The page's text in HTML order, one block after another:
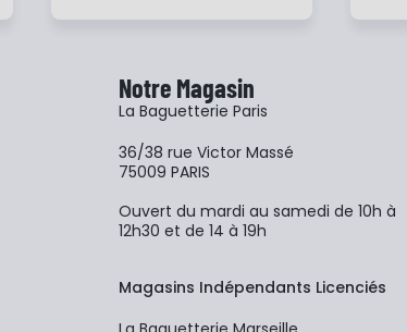
Notre Magasin
La Baguetterie Paris
36/38 rue Victor Massé
75009 PARIS
Ouvert du mardi au samedi de 10h à
12h30 et de 14 à 19h
Magasins Indépendants Licenciés